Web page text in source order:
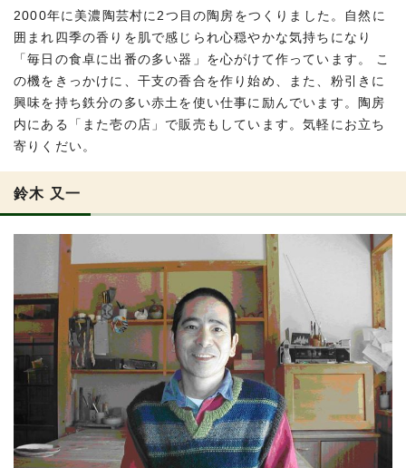
2000年に美濃陶芸村に2つ目の陶房をつくりました。自然に
囲まれ四季の香りを肌で感じられ心穏やかな気持ちになり
「毎日の食卓に出番の多い器」を心がけて作っています。 こ
の機をきっかけに、干支の香合を作り始め、また、粉引きに
興味を持ち鉄分の多い赤土を使い仕事に励んでいます。陶房
内にある「また壱の店」で販売もしています。気軽にお立ち
寄りくだい。
鈴木 又一